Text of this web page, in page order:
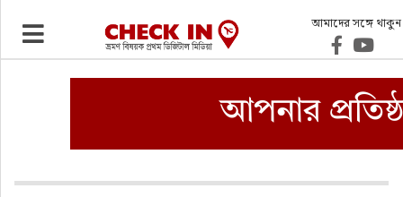
আমাদের সঙ্গে থাকুন
ভ্রমণ